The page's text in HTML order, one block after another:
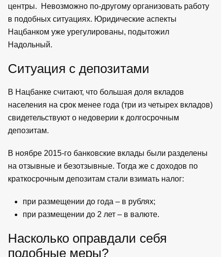
центры. Невозможно по-другому организовать работу
в подобных ситуациях. Юридические аспекты
Нацбанком уже урегулированы, подытожил
Надольный.
Ситуация с депозитами
В Нацбанке считают, что большая доля вкладов
населения на срок менее года (три из четырех вкладов)
свидетельствуют о недоверии к долгосрочным
депозитам.
В ноябре 2015-го банковские вклады были разделены
на отзывные и безотзывные. Тогда же с доходов по
краткосрочным депозитам стали взимать налог:
при размещении до года – в рублях;
при размещении до 2 лет – в валюте.
Насколько оправдали себя
подобные меры?